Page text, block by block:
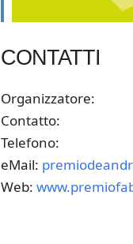
CONTATTI
Organizzatore:
Contatto:
Telefono:
eMail:
Web: